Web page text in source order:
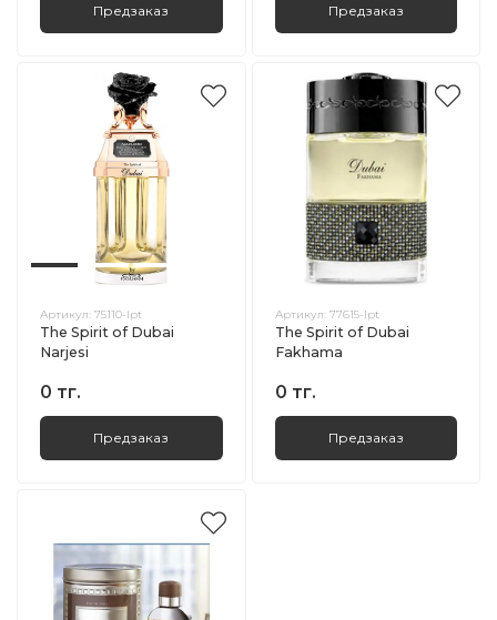
Предзаказ Предзаказ
Артикул: 75110-lpt
The Spirit of Dubai
Narjesi
0 тг.
Предзаказ
Артикул: 77615-lpt
The Spirit of Dubai
Fakhama
0 тг.
Предзаказ